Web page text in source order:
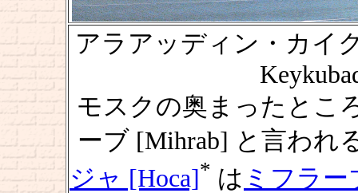
アラアッディン・カイ
モスクの奥まったとこ
ーブ [Mihrab] と言われ
ジャ [Hoca]* は ミフラー